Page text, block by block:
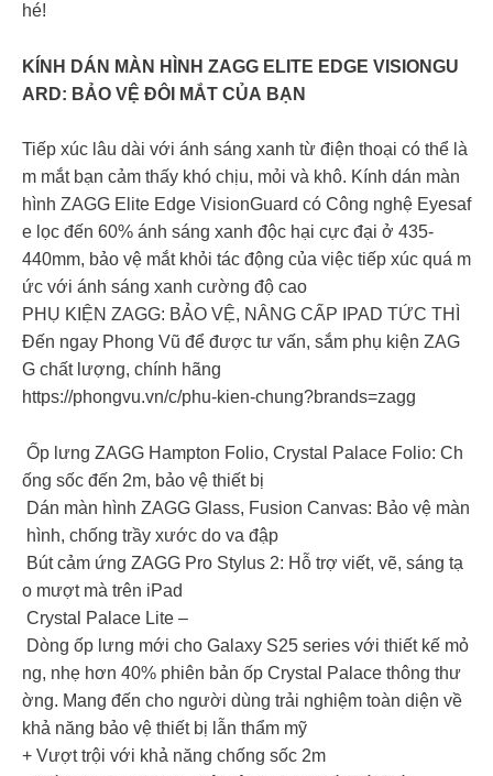
hé!
KÍNH DÁN MÀN HÌNH ZAGG ELITE EDGE VISIONGU
ARD: BẢO VỆ ĐÔI MẮT CỦA BẠN
Tiếp xúc lâu dài với ánh sáng xanh từ điện thoại có thể là
m mắt bạn cảm thấy khó chịu, mỏi và khô. Kính dán màn
hình ZAGG Elite Edge VisionGuard có Công nghệ Eyesaf
e lọc đến 60% ánh sáng xanh độc hại cực đại ở 435-
440mm, bảo vệ mắt khỏi tác động của việc tiếp xúc quá m
ức với ánh sáng xanh cường độ cao
PHỤ KIỆN ZAGG: BẢO VỆ, NÂNG CẤP IPAD TỨC THÌ
Đến ngay Phong Vũ để được tư vấn, sắm phụ kiện ZAG
G chất lượng, chính hãng
https://phongvu.vn/c/phu-kien-chung?brands=zagg
Ốp lưng ZAGG Hampton Folio, Crystal Palace Folio: Ch
ống sốc đến 2m, bảo vệ thiết bị
Dán màn hình ZAGG Glass, Fusion Canvas: Bảo vệ màn
hình, chống trầy xước do va đập
Bút cảm ứng ZAGG Pro Stylus 2: Hỗ trợ viết, vẽ, sáng tạ
o mượt mà trên iPad
Crystal Palace Lite –
Dòng ốp lưng mới cho Galaxy S25 series với thiết kế mỏ
ng, nhẹ hơn 40% phiên bản ốp Crystal Palace thông thư
ờng. Mang đến cho người dùng trải nghiệm toàn diện về
khả năng bảo vệ thiết bị lẫn thẩm mỹ
+ Vượt trội với khả năng chống sốc 2m